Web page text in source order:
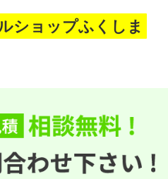
ショップふくしま